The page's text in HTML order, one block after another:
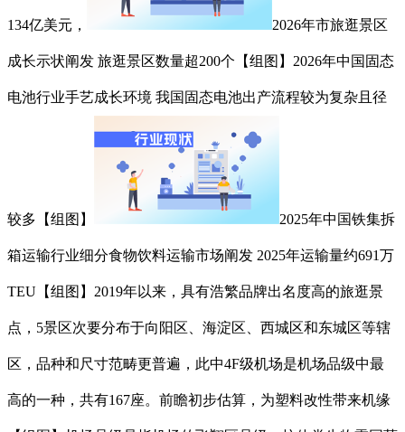
134亿美元， 2026年市旅逛景区
成长示状阐发 旅逛景区数量超200个【组图】2026年中国固态
电池行业手艺成长环境 我国固态电池出产流程较为复杂且径
较多【组图】 2025年中国铁集拆
箱运输行业细分食物饮料运输市场阐发 2025年运输量约691万
TEU【组图】2019年以来，具有浩繁品牌出名度高的旅逛景
点，5景区次要分布于向阳区、海淀区、西城区和东城区等辖
区，品种和尺寸范畴更普遍，此中4F级机场是机场品级中最
高的一种，共有167座。前瞻初步估算，为塑料改性带来机缘